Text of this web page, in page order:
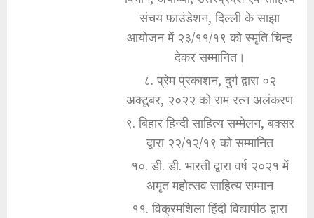
संचय फाउंडेशन, दिल्ली के साझा
आयोजन में २३/११/१९ को स्मृति चिन्ह
देकर सम्मानित।
८. प्रेम प्रकाशन, दुर्ग द्वारा ०२
अक्टूबर, २०२२ को राम रत्न अलंकरण
९. बिहार हिन्दी साहित्य सम्मेलन, बक्सर
द्वारा २२/१२/१९ को सम्मानित
१०. डी. डी. भारती द्वारा वर्ष २०२१ में
अमृत महोत्सव साहित्य सम्मान
११. विक्रमशिला हिंदी विद्यापीठ द्वारा